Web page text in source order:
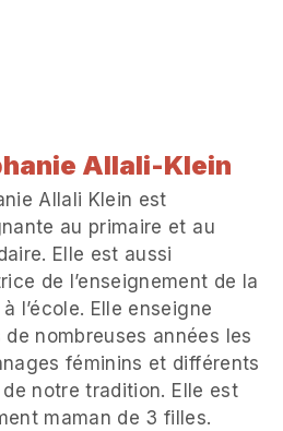
Allali-Klein
Allali Klein est
au primaire et au
Elle est aussi
de l’enseignement de la
l’école. Elle enseigne
de nombreuses années les
féminins et différents
notre tradition. Elle est
maman de 3 filles.